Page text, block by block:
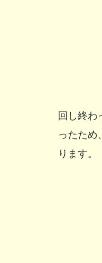
回し終わ
ったた
ります。